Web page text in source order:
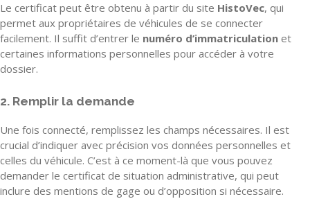
Le certificat peut être obtenu à partir du site HistoVec, qui
permet aux propriétaires de véhicules de se connecter
facilement. Il suffit d’entrer le numéro d’immatriculation et
certaines informations personnelles pour accéder à votre
dossier.
2. Remplir la demande
Une fois connecté, remplissez les champs nécessaires. Il est
crucial d’indiquer avec précision vos données personnelles et
celles du véhicule. C’est à ce moment-là que vous pouvez
demander le certificat de situation administrative, qui peut
inclure des mentions de gage ou d’opposition si nécessaire.